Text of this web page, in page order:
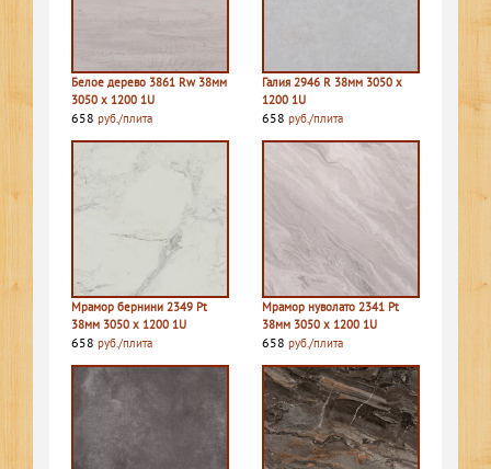
Белое дерево 3861 Rw 38мм
3050 х 1200 1U
658 руб./плита
Галия 2946 R 38мм 3050 х
1200 1U
658 руб./плита
Мрамор бернини 2349 Pt
38мм 3050 х 1200 1U
658 руб./плита
Мрамор нуволато 2341 Pt
38мм 3050 х 1200 1U
658 руб./плита